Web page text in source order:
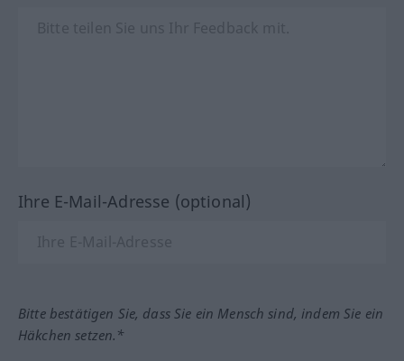
Ihre E-Mail-Adresse (optional)
Bitte bestätigen Sie, dass Sie ein Mensch sind, indem Sie ein
Häkchen setzen.*